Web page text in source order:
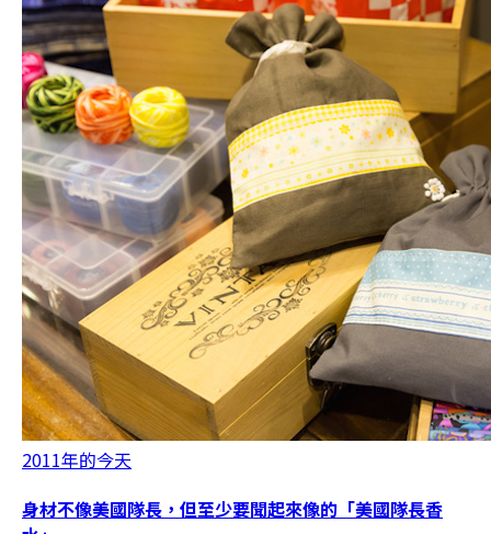
2011年的今天
身材不像美國隊長，但至少要聞起來像的「美國隊長香